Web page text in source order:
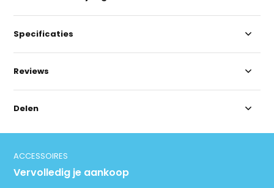
Specificaties
Reviews
Delen
ACCESSOIRES
Vervolledig je aankoop